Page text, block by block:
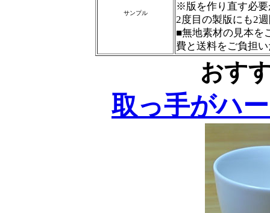
サンプル
※版を作り直す必要
2度目の製版にも2
■無地素材の見本を
費と送料をご負担
おす
取っ手がハ